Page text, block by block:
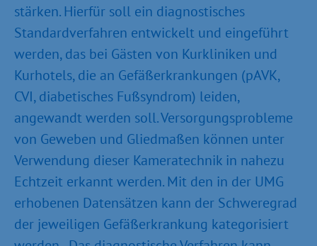
stärken. Hierfür soll ein diagnostisches
Standardverfahren entwickelt und eingeführt
werden, das bei Gästen von Kurkliniken und
Kurhotels, die an Gefäßerkrankungen (pAVK,
CVI, diabetisches Fußsyndrom) leiden,
angewandt werden soll. Versorgungsprobleme
von Geweben und Gliedmaßen können unter
Verwendung dieser Kameratechnik in nahezu
Echtzeit erkannt werden. Mit den in der UMG
erhobenen Datensätzen kann der Schweregrad
der jeweiligen Gefäßerkrankung kategorisiert